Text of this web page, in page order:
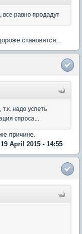
все равно продадут
становятся...
надо успеть
спроса...
причине.
April 2015 - 14:55